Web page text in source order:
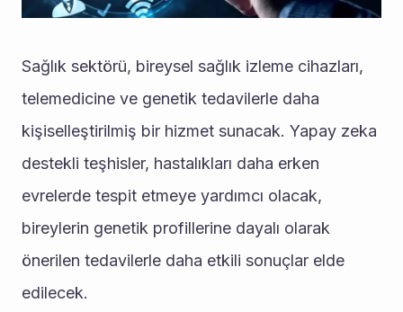
Sağlık sektörü, bireysel sağlık izleme cihazları,
telemedicine ve genetik tedavilerle daha
kişiselleştirilmiş bir hizmet sunacak. Yapay zeka
destekli teşhisler, hastalıkları daha erken
evrelerde tespit etmeye yardımcı olacak,
bireylerin genetik profillerine dayalı olarak
önerilen tedavilerle daha etkili sonuçlar elde
edilecek.